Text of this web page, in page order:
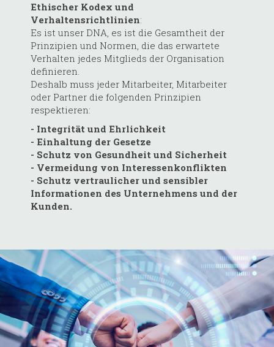
Ethischer Kodex und
Verhaltensrichtlinien:
Es ist unser DNA, es ist die Gesamtheit der
Prinzipien und Normen, die das erwartete
Verhalten jedes Mitglieds der Organisation
definieren.
Deshalb muss jeder Mitarbeiter, Mitarbeiter
oder Partner die folgenden Prinzipien
respektieren:
- Integrität und Ehrlichkeit
- Einhaltung der Gesetze
- Schutz von Gesundheit und Sicherheit
- Vermeidung von Interessenkonflikten
- Schutz vertraulicher und sensibler
Informationen des Unternehmens und der
Kunden.